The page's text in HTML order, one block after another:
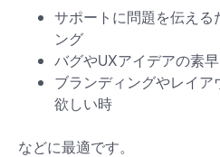
サポートに問題を伝える
ング
バグやUXアイデアの素
ブランディングやレイ
欲しい時
などに最適です。